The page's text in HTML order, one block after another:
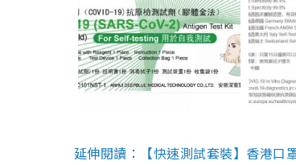
延伸閱讀：【快速測試套裝】香港